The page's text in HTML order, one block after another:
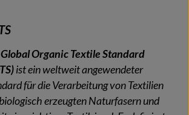
Organic Textile Standard
ist ein weltweit angewendeter
für die Verarbeitung von Textilien
erzeugten Naturfasern und